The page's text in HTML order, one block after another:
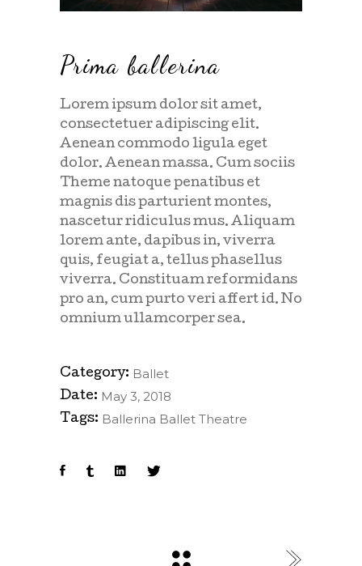
Prima ballerina
Lorem ipsum dolor sit amet,
consectetuer adipiscing elit.
Aenean commodo ligula eget
dolor. Aenean massa. Cum sociis
Theme natoque penatibus et
magnis dis parturient montes,
nascetur ridiculus mus. Aliquam
lorem ante, dapibus in, viverra
quis, feugiat a, tellus phasellus
viverra. Constituam reformidans
pro an, cum purto veri affert id. No
omnium ullamcorper sea.
Category: Ballet
Date: May 3, 2018
Tags: Ballerina Ballet Theatre